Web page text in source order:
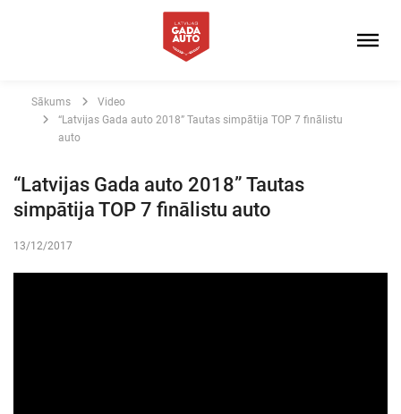
Sākums
Video
“Latvijas Gada auto 2018” Tautas simpātija TOP 7 finālistu
auto
“Latvijas Gada auto 2018” Tautas
simpātija TOP 7 finālistu auto
13/12/2017